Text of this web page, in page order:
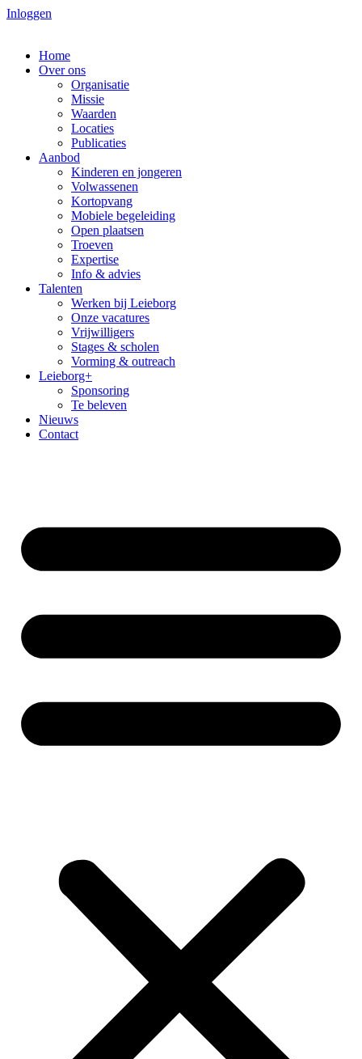
Spring
inhoud
Inloggen
Home
Over ons
Organisatie
Missie
Waarden
Locaties
Publicaties
Aanbod
Kinderen en jongeren
Volwassenen
Kortopvang
Mobiele begeleiding
Open plaatsen
Troeven
Expertise
Info & advies
Talenten
Werken bij Leieborg
Onze vacatures
Vrijwilligers
Stages & scholen
Vorming & outreach
Leieborg+
Sponsoring
Te beleven
Nieuws
Contact